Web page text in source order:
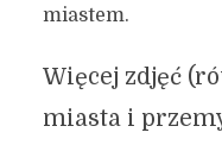
miastem.
Więcej zdjęć
miasta i